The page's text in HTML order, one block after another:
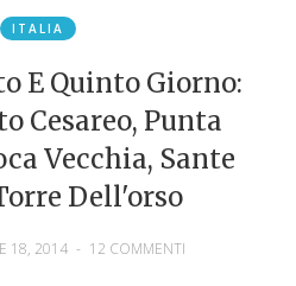
ITALIA
E Quinto Giorno:
Cesareo, Punta
Vecchia, Sante
Dell'orso
18, 2014 - 12 COMMENTI